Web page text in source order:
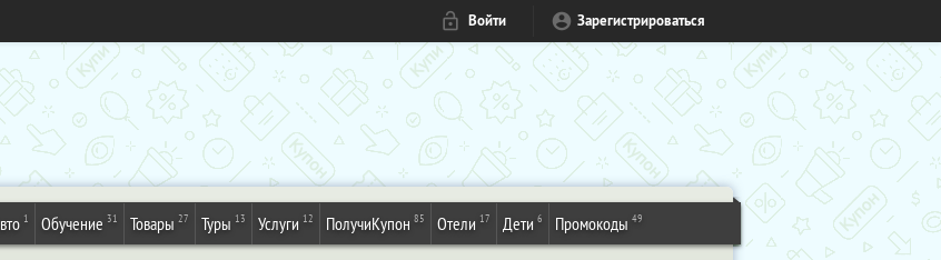
Войти Зарегистрироваться
1 Обучение 31 Товары 27 Туры 13 Услуги 12 ПолучиКупон 85 Отели 17 Дети 6 Промокоды 49